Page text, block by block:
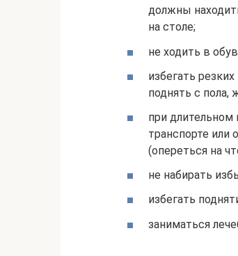
должны
на столе;
не ходить в
избегать
поднять с пола,
при
транспорте
(опереться на
не набирать
избегать
заниматься